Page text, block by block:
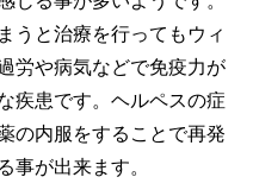
うと治療を行ってもウィ
労や病気などで免疫力が
疾患です。ヘルペスの症
の内服をすることで再発
事が出来ます。